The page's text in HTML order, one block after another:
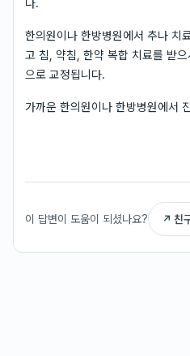
다.
한의원이나 한방병원에서 추나 치
고 침, 약침, 한약 복합 치료를 받
으로 교정됩니다.
가까운 한의원이나 한방병원에서
이 답변이 도움이 되셨나요? ↗ 친